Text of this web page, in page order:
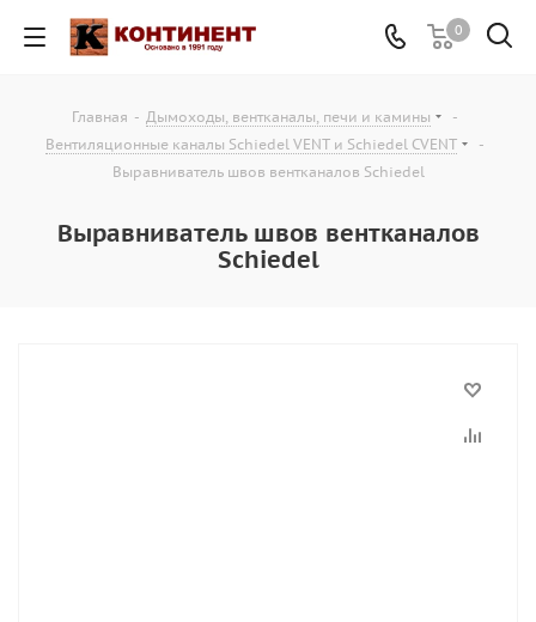
0
Главная - Дымоходы, вентканалы, печи и камины
-
Вентиляционные каналы Schiedel VENT и Schiedel CVENT
-
Выравниватель швов вентканалов Schiedel
Выравниватель швов вентканалов
Schiedel